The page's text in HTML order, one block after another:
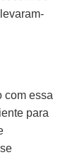
com essa
para